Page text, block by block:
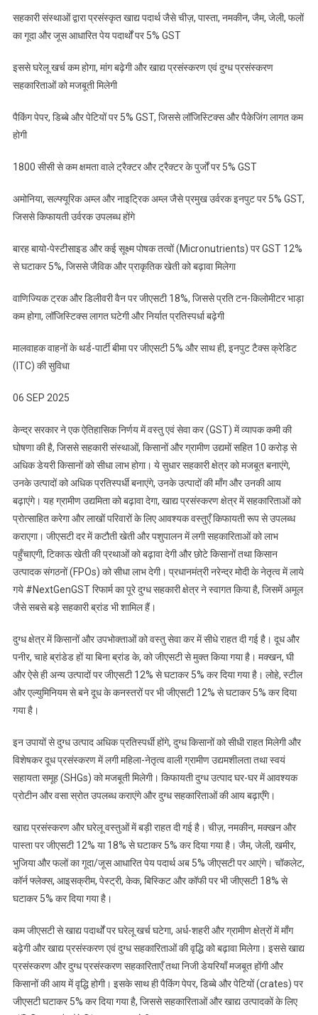
पुर्जों
पर
GST
सहकारी संस्थाओं द्वारा प्रसंस्कृत खाद्य पदार्थ जैसे चीज़, पास्ता, नमकीन, जैम, जेली, फलों
का गूदा और जूस आधारित पेय पदार्थों पर 5% GST
इससे घरेलू खर्च कम होगा, मांग बढ़ेगी और खाद्य प्रसंस्करण एवं दुग्ध प्रसंस्करण
सहकारिताओं को मजबूती मिलेगी
पैकिंग पेपर, डिब्बे और पेटियों पर 5% GST, जिससे लॉजिस्टिक्स और पैकेजिंग लागत कम
होगी
1800 सीसी से कम क्षमता वाले ट्रैक्टर और ट्रैक्टर के पुर्जों पर 5% GST
अमोनिया, सल्फ्यूरिक अम्ल और नाइट्रिक अम्ल जैसे प्रमुख उर्वरक इनपुट पर 5% GST,
जिससे किफायती उर्वरक उपलब्ध होंगे
बारह बायो-पेस्टीसाइड और कई सूक्ष्म पोषक तत्वों (Micronutrients) पर GST 12%
से घटाकर 5%, जिससे जैविक और प्राकृतिक खेती को बढ़ावा मिलेगा
वाणिज्यिक ट्रक और डिलीवरी वैन पर जीएसटी 18%, जिससे प्रति टन-किलोमीटर भाड़ा
कम होगा, लॉजिस्टिक्स लागत घटेगी और निर्यात प्रतिस्पर्धा बढ़ेगी
मालवाहक वाहनों के थर्ड-पार्टी बीमा पर जीएसटी 5% और साथ ही, इनपुट टैक्स क्रेडिट
(ITC) की सुविधा
06 SEP 2025
केन्द्र सरकार ने एक ऐतिहासिक निर्णय में वस्तु एवं सेवा कर (GST) में व्यापक कमी की
घोषणा की है, जिससे सहकारी संस्थाओं, किसानों और ग्रामीण उद्यमों सहित 10 करोड़ से
अधिक डेयरी किसानों को सीधा लाभ होगा। ये सुधार सहकारी क्षेत्र को मजबूत बनाएंगे,
उनके उत्पादों को अधिक प्रतिस्पर्धी बनाएंगे, उनके उत्पादों की माँग और उनकी आय
बढ़ाएंगे। यह ग्रामीण उद्यमिता को बढ़ावा देगा, खाद्य प्रसंस्करण क्षेत्र में सहकारिताओं को
प्रोत्साहित करेगा और लाखों परिवारों के लिए आवश्यक वस्तुएँ किफायती रूप से उपलब्ध
कराएगा। जीएसटी दर में कटौती खेती और पशुपालन में लगी सहकारिताओं को लाभ
पहुँचाएगी, टिकाऊ खेती की प्रथाओं को बढ़ावा देगी और छोटे किसानों तथा किसान
उत्पादक संगठनों (FPOs) को सीधा लाभ देगी। प्रधानमंत्री नरेन्द्र मोदी के नेतृत्व में लाये
गये #NextGenGST रिफार्म का पूरे दुग्ध सहकारी क्षेत्र ने स्वागत किया है, जिसमें अमूल
जैसे सबसे बड़े सहकारी ब्रांड भी शामिल हैं।
दुग्ध क्षेत्र में किसानों और उपभोक्ताओं को वस्तु सेवा कर में सीधे राहत दी गई है। दूध और
पनीर, चाहे ब्रांडेड हों या बिना ब्रांड के, को जीएसटी से मुक्त किया गया है। मक्खन, घी
और ऐसे ही अन्य उत्पादों पर जीएसटी 12% से घटाकर 5% कर दिया गया है। लोहे, स्टील
और एल्युमिनियम से बने दूध के कनस्तरों पर भी जीएसटी 12% से घटाकर 5% कर दिया
गया है।
इन उपायों से दुग्ध उत्पाद अधिक प्रतिस्पर्धी होंगे, दुग्ध किसानों को सीधी राहत मिलेगी और
विशेषकर दूध प्रसंस्करण में लगी महिला-नेतृत्व वाली ग्रामीण उद्यमशीलता तथा स्वयं
सहायता समूह (SHGs) को मजबूती मिलेगी। किफायती दुग्ध उत्पाद घर-घर में आवश्यक
प्रोटीन और वसा स्रोत उपलब्ध कराएंगे और दुग्ध सहकारिताओं की आय बढ़ाएँगे।
खाद्य प्रसंस्करण और घरेलू वस्तुओं में बड़ी राहत दी गई है। चीज़, नमकीन, मक्खन और
पास्ता पर जीएसटी 12% या 18% से घटाकर 5% कर दिया गया है। जैम, जेली, खमीर,
भुजिया और फलों का गूदा/जूस आधारित पेय पदार्थ अब 5% जीएसटी पर आएंगे। चॉकलेट,
कॉर्न फ्लेक्स, आइसक्रीम, पेस्ट्री, केक, बिस्किट और कॉफी पर भी जीएसटी 18% से
घटाकर 5% कर दिया गया है।
कम जीएसटी से खाद्य पदार्थों पर घरेलू खर्च घटेगा, अर्ध-शहरी और ग्रामीण क्षेत्रों में माँग
बढ़ेगी और खाद्य प्रसंस्करण एवं दुग्ध सहकारिताओं की वृद्धि को बढ़ावा मिलेगा। इससे खाद्य
प्रसंस्करण और दुग्ध प्रसंस्करण सहकारिताएँ तथा निजी डेयरियाँ मजबूत होंगी और
किसानों की आय में वृद्धि होगी। इसके साथ ही पैकिंग पेपर, डिब्बे और पेटियों (crates) पर
जीएसटी घटाकर 5% कर दिया गया है, जिससे सहकारिताओं और खाद्य उत्पादकों के लिए